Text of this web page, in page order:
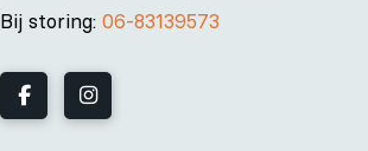
Bij storing:06-83139573